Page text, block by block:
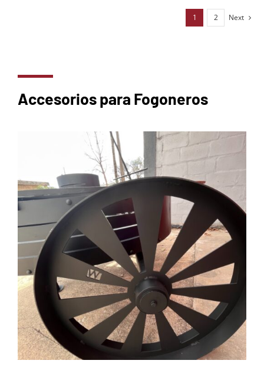
1 2 Next
Accesorios para Fogoneros
AGREGAR AL CARRITO / DETAILS